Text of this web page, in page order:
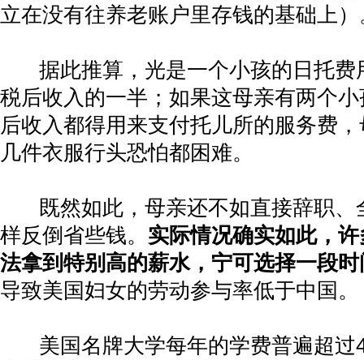
立在没有往养老账户里存钱的基础上）
据此推算，光是一个小孩的日托
税后收入的一半；如果这母亲有两个
后收入都得用来支付托儿所的服务费
几件衣服行头恐怕都困难。
既然如此，母亲还不如直接辞职
样反倒省些钱。 实际情况确实如此，
法拿到特别高的薪水，宁可选择一段
导致美国妇女的劳动参与率低于中国。
美国名牌大学每年的学费普遍超过